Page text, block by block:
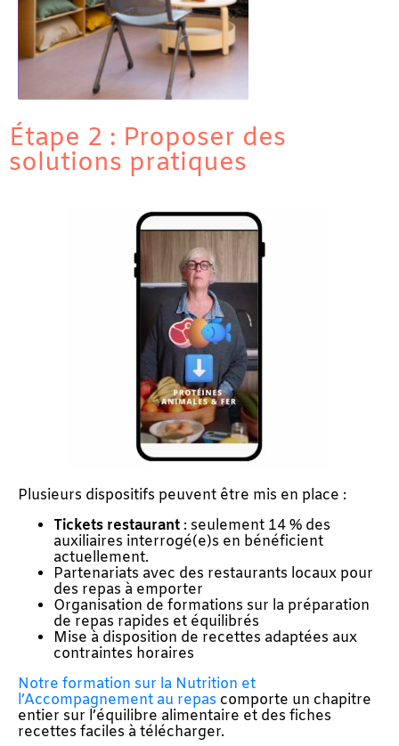
Étape 2 : Proposer des
solutions pratiques
Plusieurs dispositifs peuvent être mis en place :
Tickets restaurant : seulement 14 % des
auxiliaires interrogé(e)s en bénéficient
actuellement.
Partenariats avec des restaurants locaux pour
des repas à emporter
Organisation de formations sur la préparation
de repas rapides et équilibrés
Mise à disposition de recettes adaptées aux
contraintes horaires
Notre formation sur la Nutrition et
l’Accompagnement au repas comporte un chapitre
entier sur l’équilibre alimentaire et des fiches
recettes faciles à télécharger.